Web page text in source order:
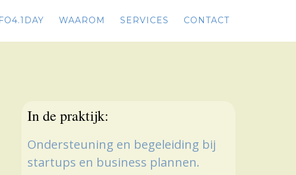
WAAROM SERVICES CONTACT
In de praktijk:
Ondersteuning en begeleiding bij
startups en business plannen.